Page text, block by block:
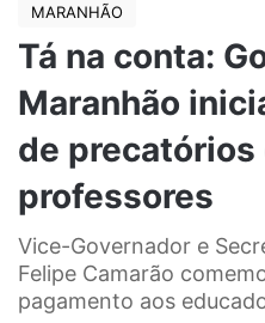
MARANHÃO
Tá na conta:
Maranhão
de precatórios
professores
Vice-Governador e
Felipe Camarão
pagamento aos